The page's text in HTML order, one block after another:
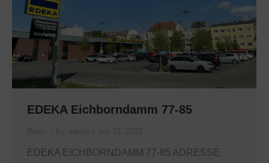
EDEKA Eichborndamm 77-85
EDEKA EICHBORNDAMM 77-85 ADRESSE